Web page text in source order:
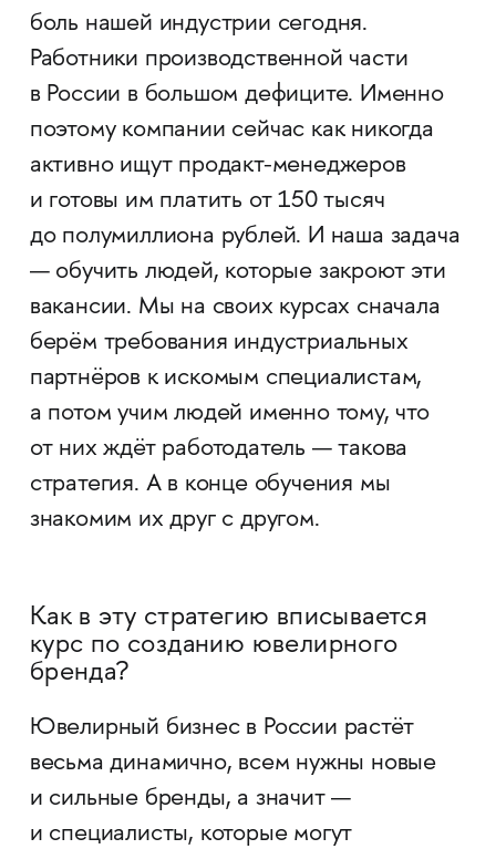
боль нашей индустрии сегодня.
Работники производственной части
в России в большом дефиците. Именно
поэтому компании сейчас как никогда
активно ищут продакт-менеджеров
и готовы им платить от 150 тысяч
до полумиллиона рублей. И наша задача
— обучить людей, которые закроют эти
вакансии. Мы на своих курсах сначала
берём требования индустриальных
партнёров к искомым специалистам,
а потом учим людей именно тому, что
от них ждёт работодатель — такова
стратегия. А в конце обучения мы
знакомим их друг с другом.
Как в эту стратегию вписывается
курс по созданию ювелирного
бренда?
Ювелирный бизнес в России растёт
весьма динамично, всем нужны новые
и сильные бренды, а значит —
и специалисты, которые могут